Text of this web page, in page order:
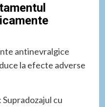
antinevralgice
la efecte adverse
Supradozajul cu